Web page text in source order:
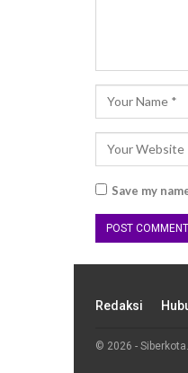
Save my
Redaksi
© 2026 -